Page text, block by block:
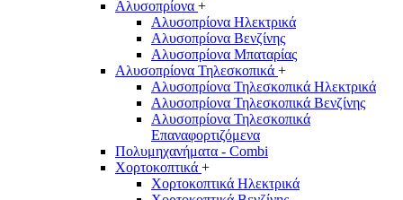
Αλυσοπρίονα +
Αλυσοπρίονα Ηλεκτρικά
Αλυσοπρίονα Βενζίνης
Αλυσοπρίονα Μπαταρίας
Αλυσοπρίονα Τηλεσκοπικά +
Αλυσοπρίονα Τηλεσκοπικά Ηλεκτρικά
Αλυσοπρίονα Τηλεσκοπικά Βενζίνης
Αλυσοπρίονα Τηλεσκοπικά
Επαναφορτιζόμενα
Πολυμηχανήματα - Combi
Χορτοκοπτικά +
Χορτοκοπτικά Ηλεκτρικά